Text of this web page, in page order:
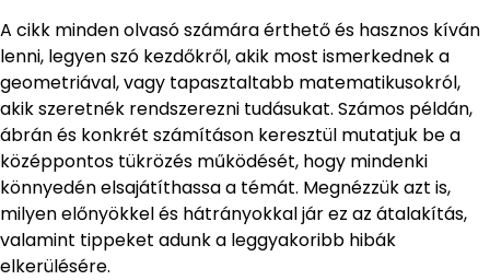
A cikk minden olvasó számára érthető és hasznos kíván
lenni, legyen szó kezdőkről, akik most ismerkednek a
geometriával, vagy tapasztaltabb matematikusokról,
akik szeretnék rendszerezni tudásukat. Számos példán,
ábrán és konkrét számításon keresztül mutatjuk be a
középpontos tükrözés működését, hogy mindenki
könnyedén elsajátíthassa a témát. Megnézzük azt is,
milyen előnyökkel és hátrányokkal jár ez az átalakítás,
valamint tippeket adunk a leggyakoribb hibák
elkerülésére.